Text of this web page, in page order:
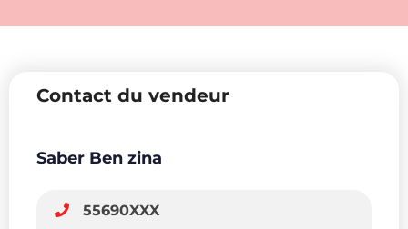
Contact du vendeur
Saber Ben zina
55690XXX